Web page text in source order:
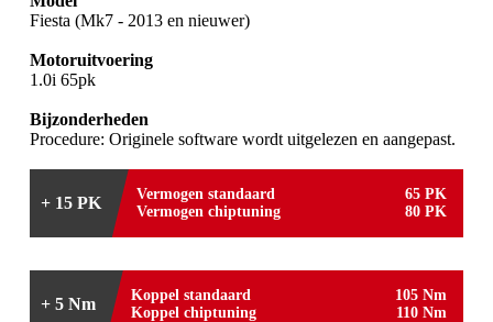
Fiesta (Mk7 - 2013 en nieuwer)
Motoruitvoering
1.0i 65pk
Bijzonderheden
Procedure: Originele software wordt uitgelezen en aangepast.
+ 15 PK Vermogen standaard
65 PK
Vermogen chiptuning
80 PK
+ 5 Nm Koppel standaard
105 Nm
Koppel chiptuning
110 Nm